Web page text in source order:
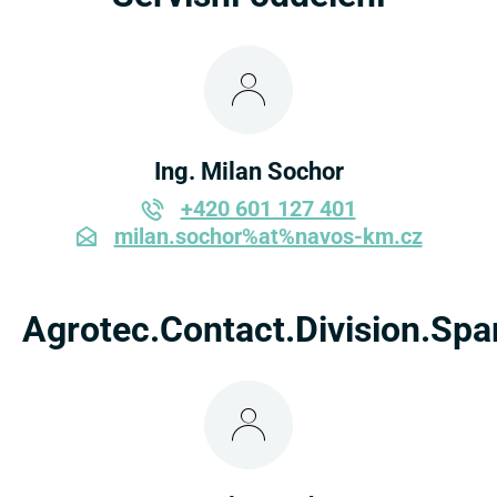
Ing. Milan Sochor
+420 601 127 401
milan.sochor%at%navos-km.cz